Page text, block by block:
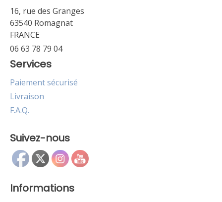
16, rue des Granges
63540 Romagnat
FRANCE
06 63 78 79 04
Services
Paiement sécurisé
Livraison
F.A.Q.
Suivez-nous
Informations